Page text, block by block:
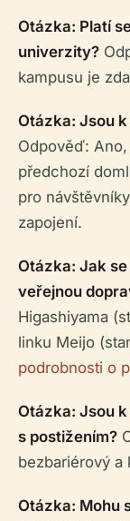
Otázka: Platí
univerzity?
kampusu je
Otázka: Jsou
Odpověď:
předchozí
pro
zapojení.
Otázka: Jak
veřejnou
Higashiyama
linku Meijo
podrobnosti o
Otázka: Jsou
s postižením?
bezbariérový a
Otázka: Mohu